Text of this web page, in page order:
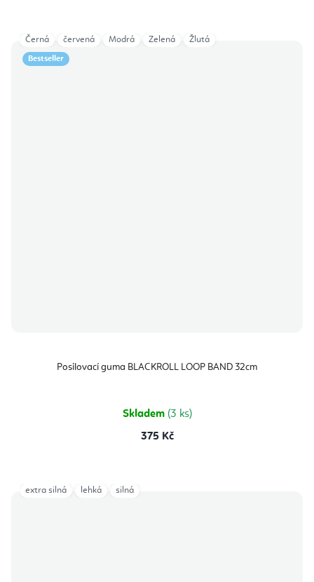
Bestseller
Posilovací guma BLACKROLL LOOP BAND 32cm
Skladem (3 ks)
375 Kč
Černá červená Modrá Zelená Žlutá
extra silná lehká silná